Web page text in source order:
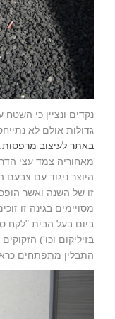
גדולות אולם לא
באתר לעיצוב מרפסות
מאחוריה צמד עצי
היוצר ניגוד עם צבעם
זו של השנה ואשר
מסויימים בגינה זו
ביום בעל הבית "לקח
בזיליקום וכו')
התבלין מתפתחים